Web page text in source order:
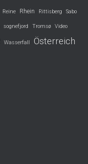
Reine Rhein Rittisberg Sabo
sognefjord Tromsø Video
Wasserfall Österreich